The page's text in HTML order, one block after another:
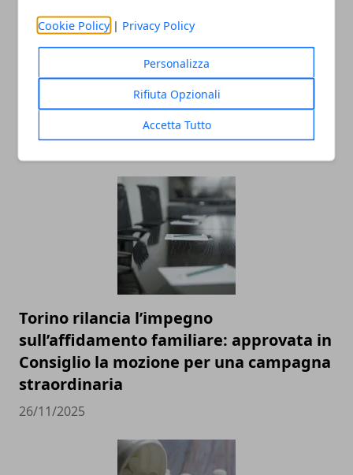
Cookie Policy | Privacy Policy
Personalizza
Rifiuta Opzionali
Accetta Tutto
ARTICOLI CORRELATI
Torino rilancia l’impegno
sull’affidamento familiare: approvata in
Consiglio la mozione per una campagna
straordinaria
26/11/2025